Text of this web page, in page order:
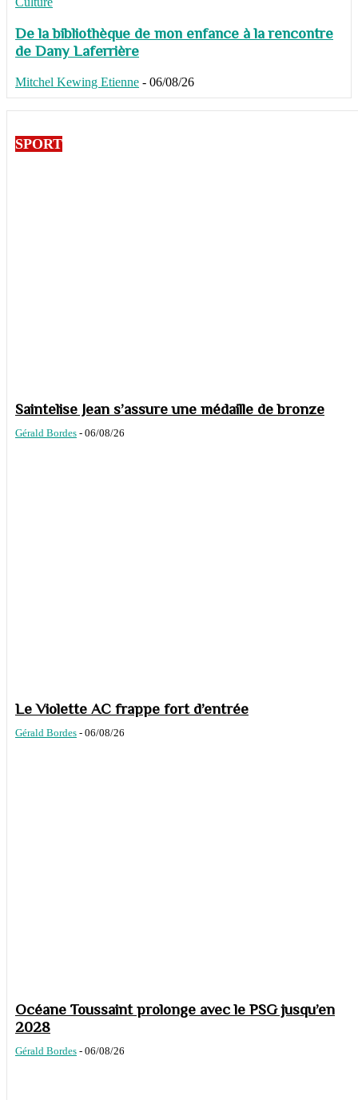
De la bibliothèque de mon enfance à la rencontre
de Dany Laferrière
Mitchel Kewing Etienne - 06/08/26
SPORT
Saintelise Jean s’assure une médaille de bronze
Gérald Bordes - 06/08/26
Le Violette AC frappe fort d’entrée
Gérald Bordes - 06/08/26
Océane Toussaint prolonge avec le PSG jusqu’en
2028
Gérald Bordes - 06/08/26